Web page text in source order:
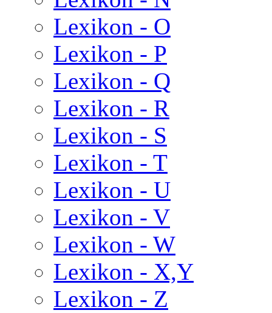
Lexikon - O
Lexikon - P
Lexikon - Q
Lexikon - R
Lexikon - S
Lexikon - T
Lexikon - U
Lexikon - V
Lexikon - W
Lexikon - X,Y
Lexikon - Z